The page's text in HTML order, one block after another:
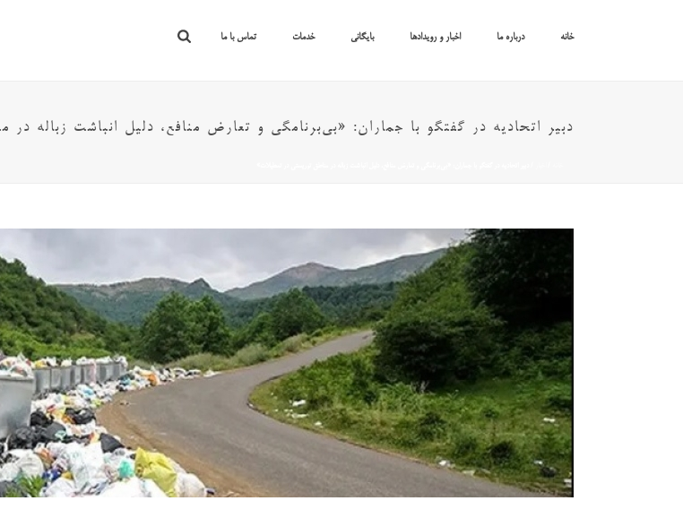
خانه درباره ما اخبار و رویدادها بایگانی خدمات تماس با ما
دبیر اتحادیه در گفتگو با جماران: «بی‌برنامگی و تعارض منافع، دلیل انباشت زباله